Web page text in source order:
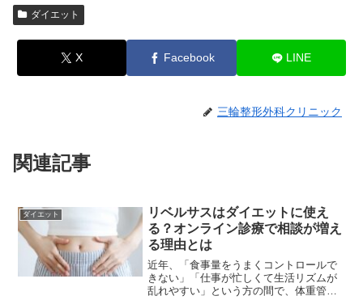
ダイエット
X Facebook LINE
三輪整形外科クリニック
関連記事
ダイエット
リベルサスはダイエットに使え
る？オンライン診療で相談が増え
る理由とは
近年、「食事量をうまくコントロールで
きない」「仕事が忙しくて生活リズムが
乱れやすい」という方の間で、体重管理